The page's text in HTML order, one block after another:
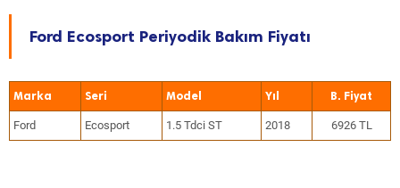
Ford Ecosport Periyodik Bakım Fiyatı
Marka Seri Model Yıl
Ford Ecosport 1.5 Tdci ST 2018 6926 TL